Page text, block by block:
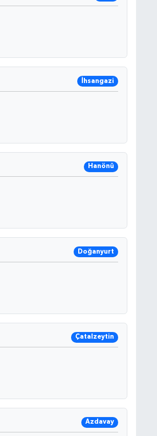
İhsangazi
Hanönü
Doğanyurt
Çatalzeytin
Azdavay